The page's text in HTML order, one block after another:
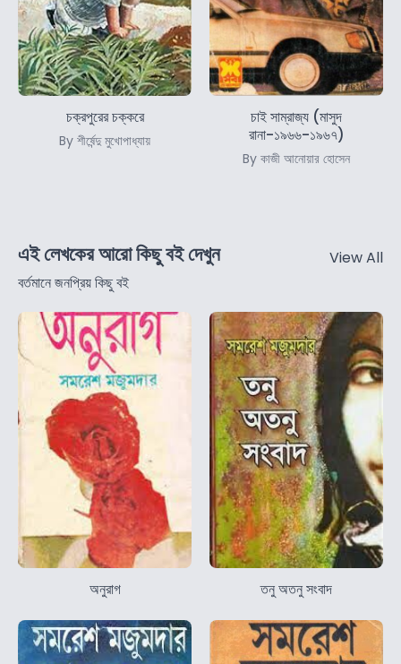
চক্রপুরের চক্করে
By শীর্ষেন্দু মুখোপাধ্যায়
চাই সাম্রাজ্য (মাসুদ
রানা-১৯৬৬-১৯৬৭)
By কাজী আনোয়ার হোসেন
এই লেখকের আরো কিছু বই দেখুন
বর্তমানে জনপ্রিয় কিছু বই
View All
অনুরাগ তনু অতনু সংবাদ